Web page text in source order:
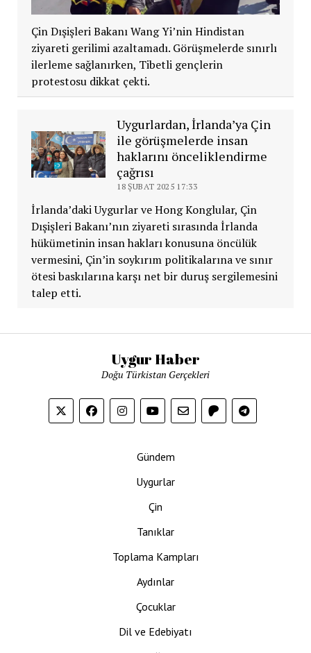
Çin Dışişleri Bakanı Wang Yi’nin Hindistan
ziyareti gerilimi azaltamadı. Görüşmelerde sınırlı
ilerleme sağlanırken, Tibetli gençlerin
protestosu dikkat çekti.
Uygurlardan, İrlanda’ya Çin
ile görüşmelerde insan
haklarını önceliklendirme
çağrısı
18 ŞUBAT 2025 17:33
İrlanda’daki Uygurlar ve Hong Konglular, Çin
Dışişleri Bakanı’nın ziyareti sırasında İrlanda
hükümetinin insan hakları konusuna öncülük
vermesini, Çin’in soykırım politikalarına ve sınır
ötesi baskılarına karşı net bir duruş sergilemesini
talep etti.
Uygur Haber
Doğu Türkistan Gerçekleri
Gündem
Uygurlar
Çin
Tanıklar
Toplama Kampları
Aydınlar
Çocuklar
Dil ve Edebiyatı